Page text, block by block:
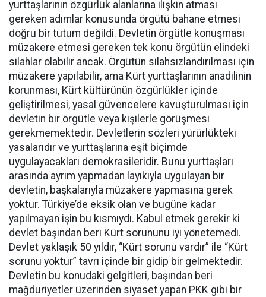
yurttaşlarının özgürlük alanlarına ilişkin atması
gereken adımlar konusunda örgütü bahane etmesi
doğru bir tutum değildi. Devletin örgütle konuşması
müzakere etmesi gereken tek konu örgütün elindeki
silahlar olabilir ancak. Örgütün silahsızlandırılması için
müzakere yapılabilir, ama Kürt yurttaşlarının anadilinin
korunması, Kürt kültürünün özgürlükler içinde
geliştirilmesi, yasal güvencelere kavuşturulması için
devletin bir örgütle veya kişilerle görüşmesi
gerekmemektedir. Devletlerin sözleri yürürlükteki
yasalarıdır ve yurttaşlarına eşit biçimde
uygulayacakları demokrasileridir. Bunu yurttaşları
arasında ayrım yapmadan layıkıyla uygulayan bir
devletin, başkalarıyla müzakere yapmasına gerek
yoktur. Türkiye’de eksik olan ve bugüne kadar
yapılmayan işin bu kısmıydı. Kabul etmek gerekir ki
devlet başından beri Kürt sorununu iyi yönetemedi.
Devlet yaklaşık 50 yıldır, “Kürt sorunu vardır” ile “Kürt
sorunu yoktur” tavrı içinde bir gidip bir gelmektedir.
Devletin bu konudaki gelgitleri, başından beri
mağduriyetler üzerinden siyaset yapan PKK gibi bir